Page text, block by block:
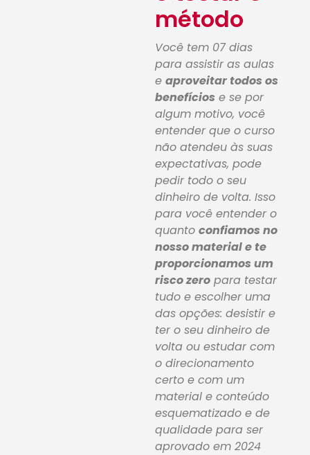
método
Você tem 07 dias
para assistir as aulas
e aproveitar todos os
benefícios e se por
algum motivo, você
entender que o curso
não atendeu às suas
expectativas, pode
pedir todo o seu
dinheiro de volta. Isso
para você entender o
quanto confiamos no
nosso material e te
proporcionamos um
risco zero para testar
tudo e escolher uma
das opções: desistir e
ter o seu dinheiro de
volta ou estudar com
o direcionamento
certo e com um
material e conteúdo
esquematizado e de
qualidade para ser
aprovado em 2024